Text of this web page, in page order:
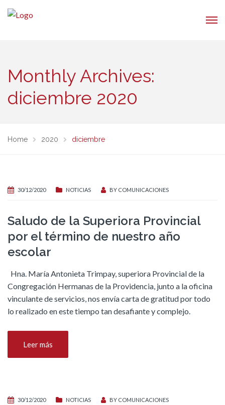
Monthly Archives:
diciembre 2020
Home 2020 diciembre
30/12/2020 NOTICIAS BY COMUNICACIONES
Saludo de la Superiora Provincial
por el término de nuestro año
escolar
Hna. María Antonieta Trimpay, superiora Provincial de la
Congregación Hermanas de la Providencia, junto a la oficina
vinculante de servicios, nos envía carta de gratitud por todo
lo realizado en este tiempo tan desafiante y complejo.
Leer más
30/12/2020 NOTICIAS BY COMUNICACIONES